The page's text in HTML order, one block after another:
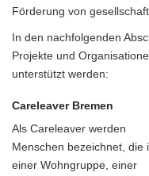
Förderung von
In den nachfolgenden
Projekte und
unterstützt werden:
Careleaver Bremen
Als Careleaver werden
Menschen bezeichnet, die
einer Wohngruppe, einer